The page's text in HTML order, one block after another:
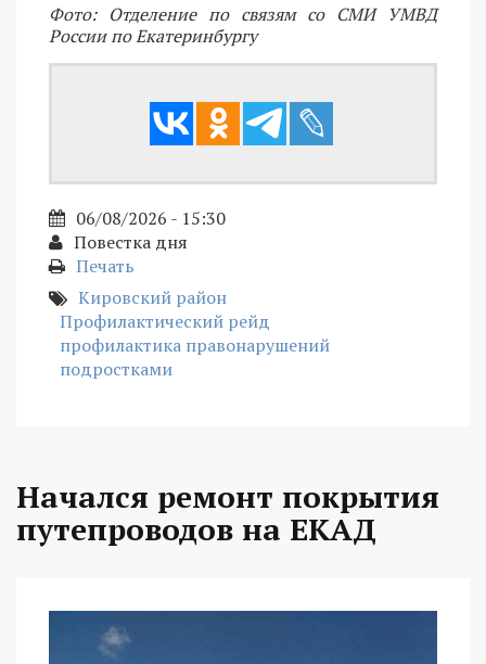
Фото: Отделение по связям со СМИ УМВД
России по Екатеринбургу
06/08/2026 - 15:30
Повестка дня
Печать
Кировский район
Профилактический рейд
профилактика правонарушений
подростками
Начался ремонт покрытия
путепроводов на ЕКАД